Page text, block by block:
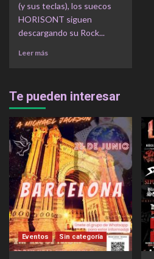
(y sus teclas), los suecos
HORISONT siguen
descargando su Rock...
Leer más
Te pueden interesar
Eventos Sin categoría